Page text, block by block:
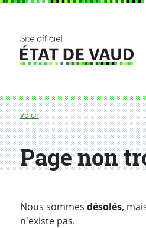
Fil d'Ariane
vd.ch
Page non
Nous sommes désolés,
n'existe pas.